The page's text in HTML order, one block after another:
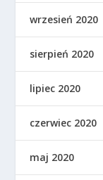
wrzesień 2020
sierpień 2020
lipiec 2020
czerwiec 2020
maj 2020